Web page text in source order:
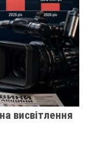
висвітлення